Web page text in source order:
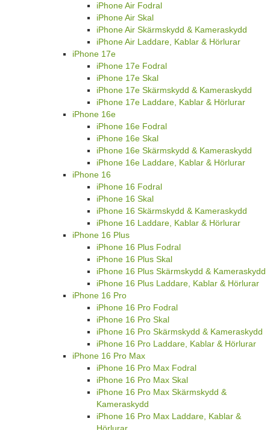
iPhone Air Fodral
iPhone Air Skal
iPhone Air Skärmskydd & Kameraskydd
iPhone Air Laddare, Kablar & Hörlurar
iPhone 17e
iPhone 17e Fodral
iPhone 17e Skal
iPhone 17e Skärmskydd & Kameraskydd
iPhone 17e Laddare, Kablar & Hörlurar
iPhone 16e
iPhone 16e Fodral
iPhone 16e Skal
iPhone 16e Skärmskydd & Kameraskydd
iPhone 16e Laddare, Kablar & Hörlurar
iPhone 16
iPhone 16 Fodral
iPhone 16 Skal
iPhone 16 Skärmskydd & Kameraskydd
iPhone 16 Laddare, Kablar & Hörlurar
iPhone 16 Plus
iPhone 16 Plus Fodral
iPhone 16 Plus Skal
iPhone 16 Plus Skärmskydd & Kameraskydd
iPhone 16 Plus Laddare, Kablar & Hörlurar
iPhone 16 Pro
iPhone 16 Pro Fodral
iPhone 16 Pro Skal
iPhone 16 Pro Skärmskydd & Kameraskydd
iPhone 16 Pro Laddare, Kablar & Hörlurar
iPhone 16 Pro Max
iPhone 16 Pro Max Fodral
iPhone 16 Pro Max Skal
iPhone 16 Pro Max Skärmskydd &
Kameraskydd
iPhone 16 Pro Max Laddare, Kablar &